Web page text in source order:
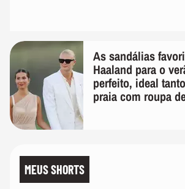
As sandálias
Haaland para o
perfeito, ideal
praia com roupa
MEUS SHORTS